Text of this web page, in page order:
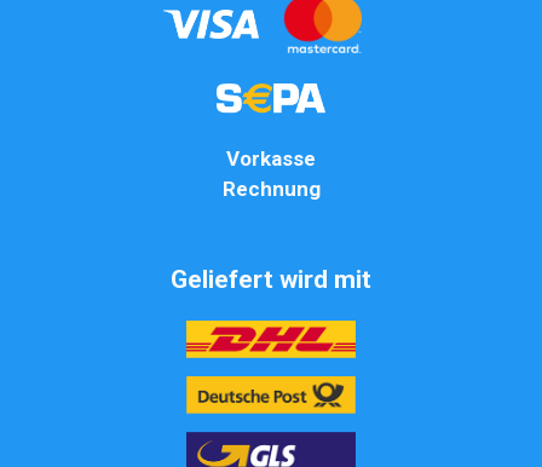
Vorkasse
Rechnung
Geliefert wird mit